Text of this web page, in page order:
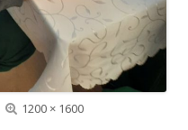
Pełny
1200 × 1600